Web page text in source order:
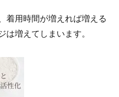
着用時間が増えれば増える
は増えてしまいます。